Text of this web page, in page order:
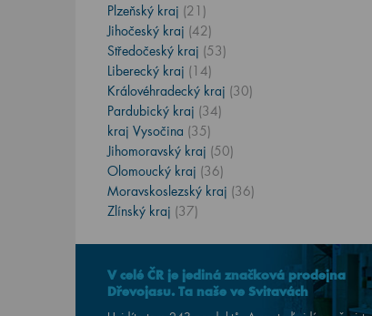
Plzeňský kraj (21)
Jihočeský kraj (42)
Středočeský kraj (53)
Liberecký kraj (14)
Královéhradecký kraj (30)
Pardubický kraj (34)
kraj Vysočina (35)
Jihomoravský kraj (50)
Olomoucký kraj (36)
Moravskoslezský kraj (36)
Zlínský kraj (37)
V celé ČR je jediná značková prodejna
Dřevojasu. Ta naše ve Svitavách